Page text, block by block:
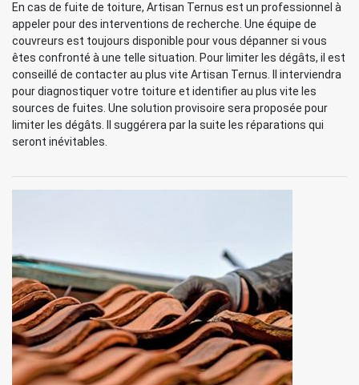
En cas de fuite de toiture, Artisan Ternus est un professionnel à
appeler pour des interventions de recherche. Une équipe de
couvreurs est toujours disponible pour vous dépanner si vous
êtes confronté à une telle situation. Pour limiter les dégâts, il est
conseillé de contacter au plus vite Artisan Ternus. Il interviendra
pour diagnostiquer votre toiture et identifier au plus vite les
sources de fuites. Une solution provisoire sera proposée pour
limiter les dégâts. Il suggérera par la suite les réparations qui
seront inévitables.